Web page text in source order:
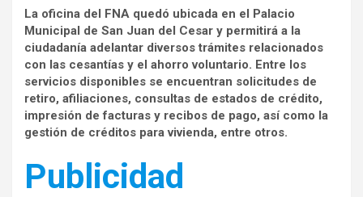
La oficina del FNA quedó ubicada en el Palacio
Municipal de San Juan del Cesar y permitirá a la
ciudadanía adelantar diversos trámites relacionados
con las cesantías y el ahorro voluntario. Entre los
servicios disponibles se encuentran solicitudes de
retiro, afiliaciones, consultas de estados de crédito,
impresión de facturas y recibos de pago, así como la
gestión de créditos para vivienda, entre otros.
Publicidad